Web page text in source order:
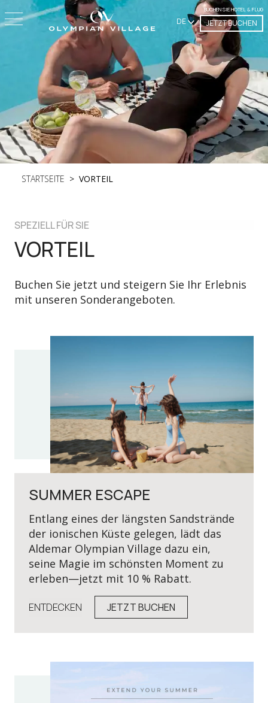
DE
BUCHEN SIE HOTEL & FLUG
JETZT BUCHEN
STARTSEITE VORTEIL
SPEZIELL FÜR SIE
VORTEIL
Buchen Sie jetzt und steigern Sie Ihr Erlebnis
mit unseren Sonderangeboten.
SUMMER ESCAPE
Entlang eines der längsten Sandstrände
der ionischen Küste gelegen, lädt das
Aldemar Olympian Village dazu ein,
seine Magie im schönsten Moment zu
erleben—jetzt mit 10 % Rabatt.
ENTDECKEN JETZT BUCHEN